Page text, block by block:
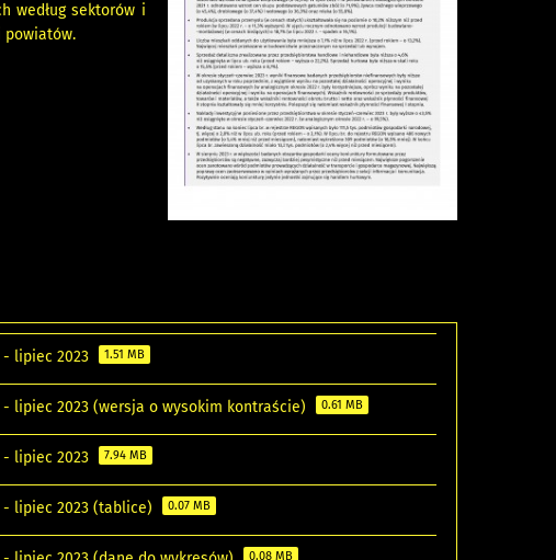
według sektorów i
powiatów.
lipiec 2023 1.51 MB
lipiec 2023 (wersja o wysokim kontraście) 0.61 MB
lipiec 2023 7.94 MB
- lipiec 2023 (tablice) 0.07 MB
0.08 MB